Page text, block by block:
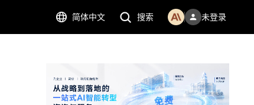
简体中文 搜索 未登录